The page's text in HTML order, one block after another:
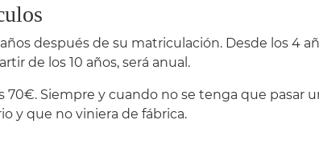
después de su matriculación. Desde los 4
de los 10 años, será anual.
70€. Siempre y cuando no se tenga que pasar
y que no viniera de fábrica.